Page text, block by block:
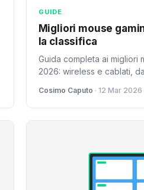
GUIDE
Migliori mouse
la classifica
Guida completa ai migliori
2026: wireless e cablati,
d'acquisto.
Cosimo Caputo · 12 Mar 2026